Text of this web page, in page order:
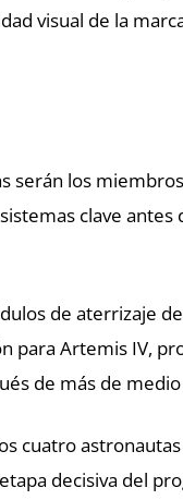
visual de la
serán los
clave
de aterrizaje
para Artemis IV,
de más de
cuatro
decisiva del